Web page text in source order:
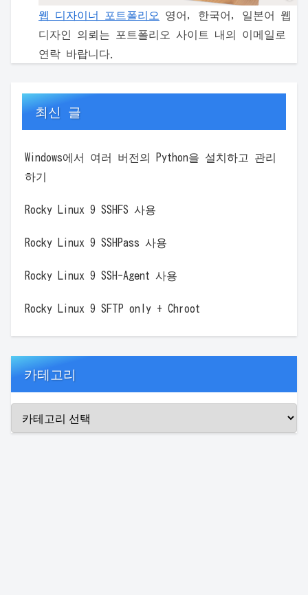
웹 디자이너 포트폴리오
영어, 한국어, 일본어 웹
디자인 의뢰는 포트폴리오 사이트 내의 이메일로
연락 바랍니다.
최신 글
Windows에서 여러 버전의 Python을 설치하고 관리
하기
Rocky Linux 9 SSHFS 사용
Rocky Linux 9 SSHPass 사용
Rocky Linux 9 SSH-Agent 사용
Rocky Linux 9 SFTP only + Chroot
카테고리